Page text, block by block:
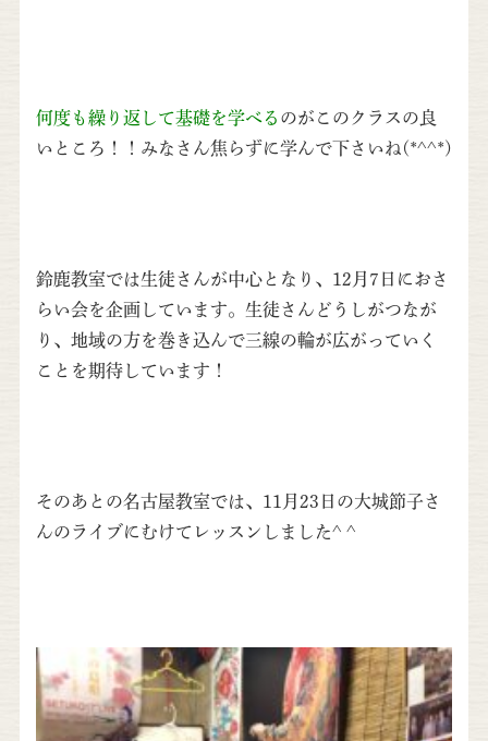
何度も繰り返して基礎を学べる のがこのクラスの良
いところ！！みなさん焦らずに学んで下さいね(*^^*)
鈴鹿教室では生徒さんが中心となり、12月7日におさ
らい会を企画しています。生徒さんどうしがつなが
り、地域の方を巻き込んで三線の輪が広がっていく
ことを期待しています！
そのあとの名古屋教室では、11月23日の大城節子さ
んのライブにむけてレッスンしました^ ^